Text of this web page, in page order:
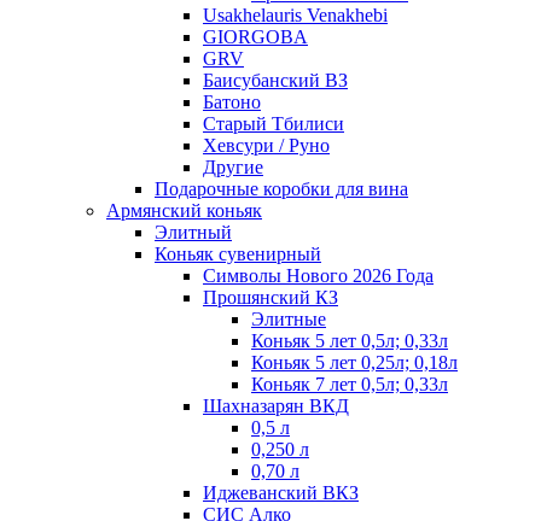
Usakhelauris Venakhebi
GIORGOBA
GRV
Баисубанский ВЗ
Батоно
Старый Тбилиси
Хевсури / Руно
Другие
Подарочные коробки для вина
Армянский коньяк
Элитный
Коньяк сувенирный
Символы Нового 2026 Года
Прошянский КЗ
Элитные
Коньяк 5 лет 0,5л; 0,33л
Коньяк 5 лет 0,25л; 0,18л
Коньяк 7 лет 0,5л; 0,33л
Шахназарян ВКД
0,5 л
0,250 л
0,70 л
Иджеванский ВКЗ
СИС Алко